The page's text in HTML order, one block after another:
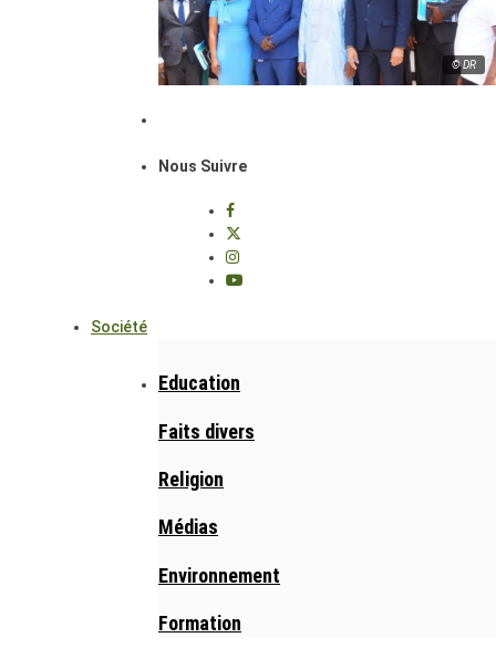
© DR
Nous Suivre
Société
Education
Faits divers
Religion
Médias
Environnement
Formation